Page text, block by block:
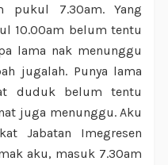
pukul 7.30am. Yang
10.00am belum tentu
lama nak menunggu
jugalah. Punya lama
duduk belum tentu
juga menunggu. Aku
Jabatan Imegresen
aku, masuk 7.30am